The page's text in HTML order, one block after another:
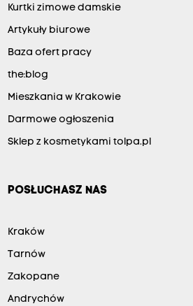
Kurtki zimowe damskie
Artykuły biurowe
Baza ofert pracy
the:blog
Mieszkania w Krakowie
Darmowe ogłoszenia
Sklep z kosmetykami tolpa.pl
POSŁUCHASZ NAS
Kraków
Tarnów
Zakopane
Andrychów